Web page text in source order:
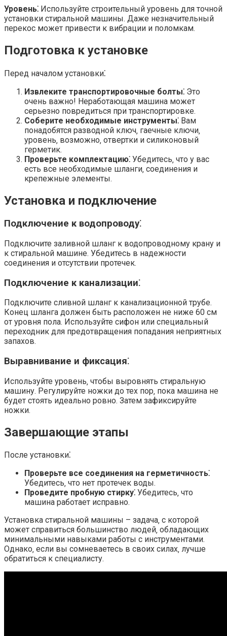
Уровень⁚ Используйте строительный уровень для точной
установки стиральной машины. Даже незначительный
перекос может привести к вибрации и поломкам.
Подготовка к установке
Перед началом установки⁚
Извлеките транспортировочные болты⁚ Это
очень важно! Неработающая машина может
серьезно повредиться при транспортировке.
Соберите необходимые инструменты⁚ Вам
понадобятся разводной ключ‚ гаечные ключи‚
уровень‚ возможно‚ отвертки и силиконовый
герметик.
Проверьте комплектацию⁚ Убедитесь‚ что у вас
есть все необходимые шланги‚ соединения и
крепежные элементы.
Установка и подключение
Подключение к водопроводу⁚
Подключите заливной шланг к водопроводному крану и
к стиральной машине. Убедитесь в надежности
соединения и отсутствии протечек.
Подключение к канализации⁚
Подключите сливной шланг к канализационной трубе.
Конец шланга должен быть расположен не ниже 60 см
от уровня пола. Используйте сифон или специальный
переходник для предотвращения попадания неприятных
запахов.
Выравнивание и фиксация⁚
Используйте уровень‚ чтобы выровнять стиральную
машину. Регулируйте ножки до тех пор‚ пока машина не
будет стоять идеально ровно. Затем зафиксируйте
ножки.
Завершающие этапы
После установки⁚
Проверьте все соединения на герметичность⁚
Убедитесь‚ что нет протечек воды.
Проведите пробную стирку⁚ Убедитесь‚ что
машина работает исправно.
Установка стиральной машины – задача‚ с которой
может справиться большинство людей‚ обладающих
минимальными навыками работы с инструментами.
Однако‚ если вы сомневаетесь в своих силах‚ лучше
обратиться к специалисту.